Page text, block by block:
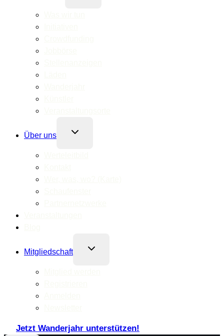
Über uns
Untermenü
Mitgliedschaft
Untermenü
Jetzt Wanderjahr unterstützen!